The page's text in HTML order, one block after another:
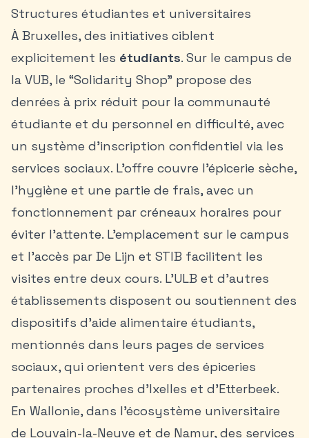
Structures étudiantes et universitaires
À Bruxelles, des initiatives ciblent
explicitement les étudiants. Sur le campus de
la VUB, le “Solidarity Shop” propose des
denrées à prix réduit pour la communauté
étudiante et du personnel en difficulté, avec
un système d’inscription confidentiel via les
services sociaux. L’offre couvre l’épicerie sèche,
l’hygiène et une partie de frais, avec un
fonctionnement par créneaux horaires pour
éviter l’attente. L’emplacement sur le campus
et l’accès par De Lijn et STIB facilitent les
visites entre deux cours. L’ULB et d’autres
établissements disposent ou soutiennent des
dispositifs d’aide alimentaire étudiants,
mentionnés dans leurs pages de services
sociaux, qui orientent vers des épiceries
partenaires proches d’Ixelles et d’Etterbeek.
En Wallonie, dans l’écosystème universitaire
de Louvain-la-Neuve et de Namur, des services